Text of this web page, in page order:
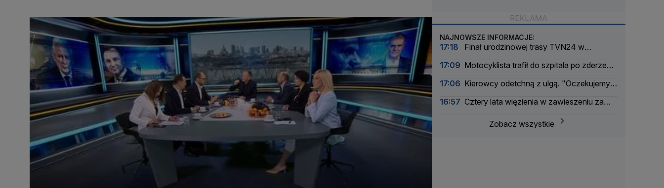
NAJNOWSZE INFORMACJE:
17:18
Finał urodzinowej trasy TVN24 w
17:09 Motocyklista trafił do szpitala po zderzeniu
17:06 Kierowcy odetchną z ulgą. "Oczekujemy
16:57 Cztery lata więzienia w zawieszeniu za
Zobacz wszystkie